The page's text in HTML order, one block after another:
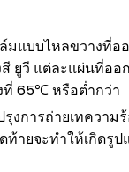
แบบไหลขวางที่
ยูวี แต่ละแผ่นที่อ
ที่ 65℃ หรือต่ำกว่า
การถ่ายเทควา
ายจะทำให้เกิดรู